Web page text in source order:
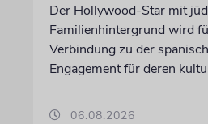
Der Hollywood-Star mit
Familienhintergrund wird
Verbindung zu der
Engagement für deren
06.08.2026